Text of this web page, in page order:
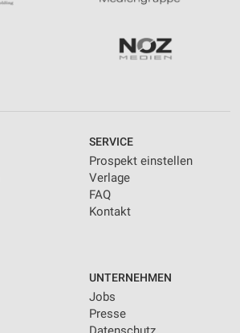
SERVICE
Prospekt einstellen
Verlage
FAQ
Kontakt
UNTERNEHMEN
Jobs
Presse